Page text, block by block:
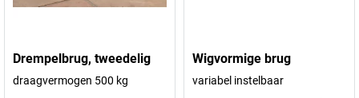
Drempelbrug, tweedelig
draagvermogen 500 kg
Wigvormige brug
variabel instelbaar